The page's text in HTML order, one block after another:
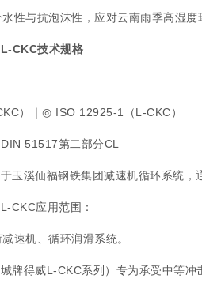
性与抗泡沫性，应对云南雨季高湿度
CKC技术规格
）｜◎ ISO 12925-1（L-CKC）
51517第二部分CL
玉溪仙福钢铁集团减速机循环系统，
CKC应用范围：
速机、循环润滑系统。
牌得威L-CKC系列）专为承受中等